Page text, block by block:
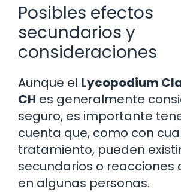
Posibles efectos
secundarios y
consideraciones
Aunque el Lycopodium
CH es generalmente
seguro, es importante
cuenta que, como con
tratamiento, pueden
secundarios o reacciones
en algunas personas.